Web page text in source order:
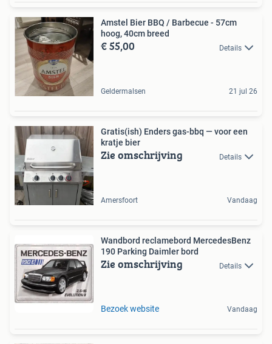
Amstel Bier BBQ / Barbecue - 57cm
hoog, 40cm breed
€ 55,00 Details
Geldermalsen 21 jul 26
Gratis(ish) Enders gas-bbq — voor een
kratje bier
Zie omschrijving Details
Amersfoort Vandaag
Wandbord reclamebord MercedesBenz
190 Parking Daimler bord
Zie omschrijving Details
Bezoek website Vandaag